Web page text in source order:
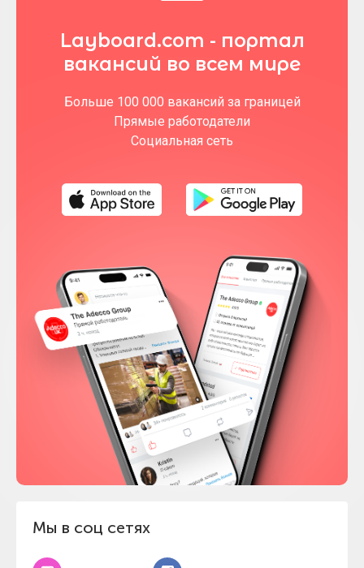
Мы в соц сетях
Layboard.com - портал
вакансий во всем мире
Больше 100 000 вакансий за границей
Прямые работодатели
Социальная сеть